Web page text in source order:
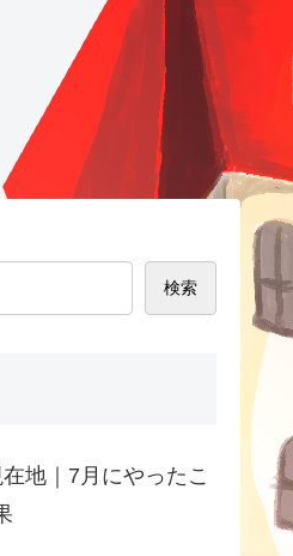
検索
地｜7月にやったこ